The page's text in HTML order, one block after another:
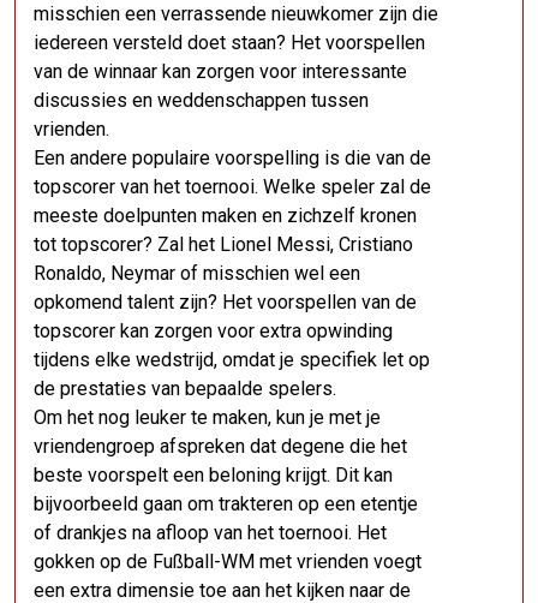
misschien een verrassende nieuwkomer zijn die
iedereen versteld doet staan? Het voorspellen
van de winnaar kan zorgen voor interessante
discussies en weddenschappen tussen
vrienden.
Een andere populaire voorspelling is die van de
topscorer van het toernooi. Welke speler zal de
meeste doelpunten maken en zichzelf kronen
tot topscorer? Zal het Lionel Messi, Cristiano
Ronaldo, Neymar of misschien wel een
opkomend talent zijn? Het voorspellen van de
topscorer kan zorgen voor extra opwinding
tijdens elke wedstrijd, omdat je specifiek let op
de prestaties van bepaalde spelers.
Om het nog leuker te maken, kun je met je
vriendengroep afspreken dat degene die het
beste voorspelt een beloning krijgt. Dit kan
bijvoorbeeld gaan om trakteren op een etentje
of drankjes na afloop van het toernooi. Het
gokken op de Fußball-WM met vrienden voegt
een extra dimensie toe aan het kijken naar de